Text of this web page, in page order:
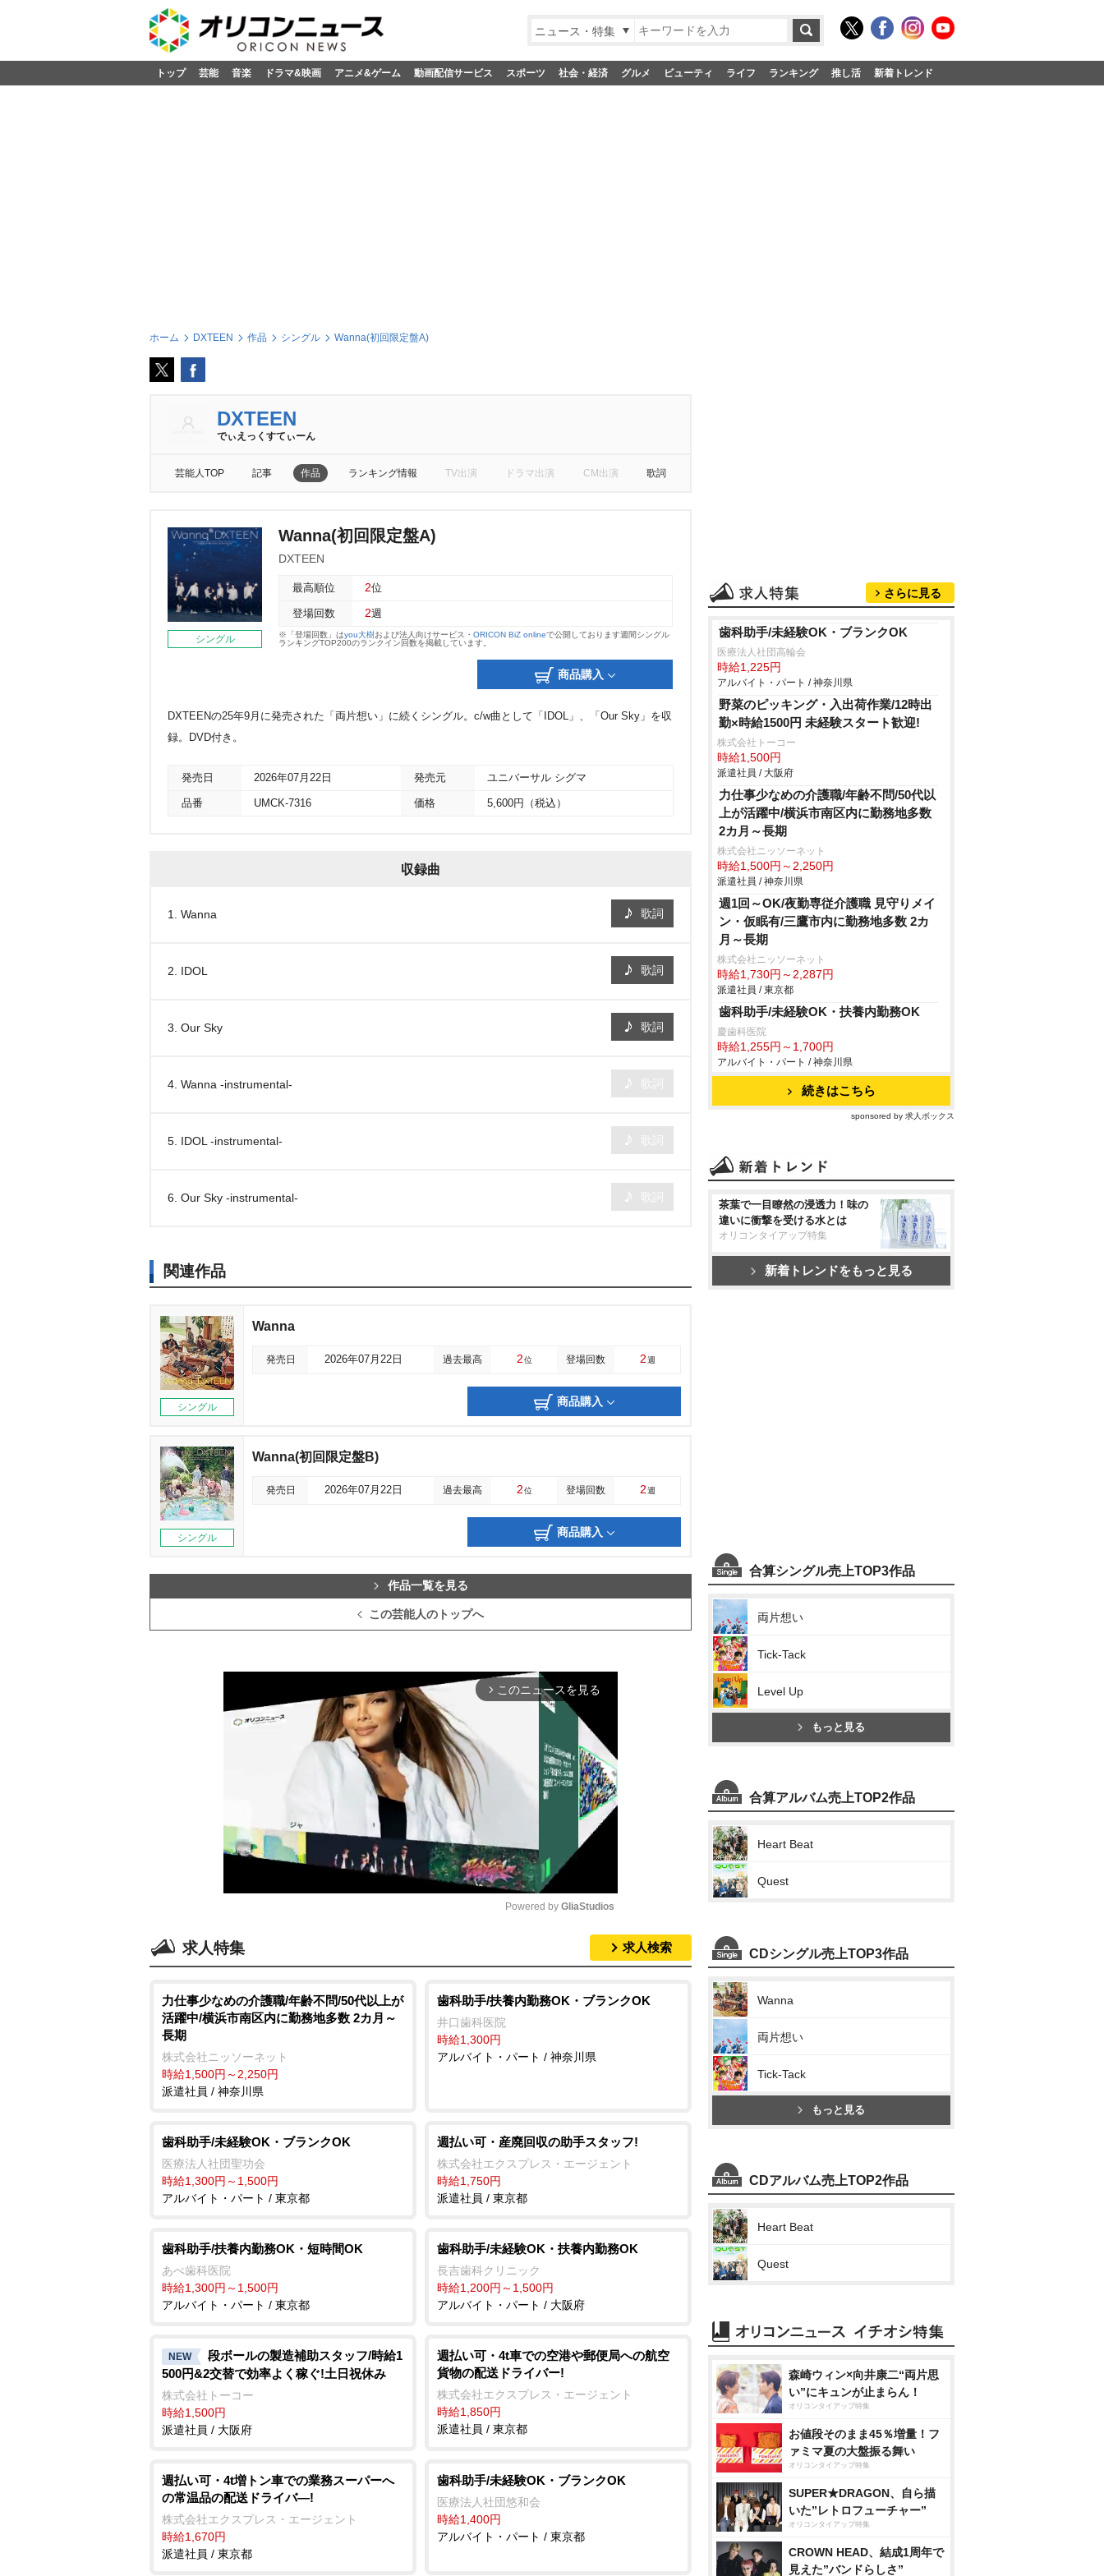
ニュース・特集
トップ 芸能 音楽 ドラマ&映画 アニメ&ゲーム 動画配信サービス スポーツ 社会・経済 グルメ ビューティ ライフ ランキング 推し活 新着トレンド
ホーム DXTEEN 作品 シングル Wanna(初回限定盤A)
DXTEEN
でぃえっくすてぃーん
芸能人TOP 記事 作品 ランキング情報 TV出演 ドラマ出演 CM出演 歌詞
シングル
Wanna(初回限定盤A)
DXTEEN
最高順位 2位
登場回数 2週
※「登場回数」はyou大樹および法人向けサービス・ ORICON BiZ onlineで公開しております週間シングル
ランキングTOP200のランクイン回数を掲載しています。
商品購入
DXTEENの25年9月に発売された「両片想い」に続くシングル。c/w曲として「IDOL」、「Our Sky」を収
録。DVD付き。
発売日 2026年07月22日 発売元 ユニバーサル シグマ
品番 UMCK-7316 価格 5,600円（税込）
収録曲
1. Wanna 歌詞
2. IDOL 歌詞
3. Our Sky 歌詞
4. Wanna -instrumental-
5. IDOL -instrumental-
6. Our Sky -instrumental-
関連作品
シングル
Wanna
発売日 2026年07月22日 過去最高 2位 登場回数 2週
商品購入
シングル
Wanna(初回限定盤B)
発売日 2026年07月22日 過去最高 2位 登場回数 2週
商品購入
作品一覧を見る
この芸能人のトップへ
arrow_forward_ios このニュースを見る
t
Powered by GliaStudios
求人特集 求人検索
力仕事少なめの介護職/年齢不問/50代以上が
活躍中/横浜市南区内に勤務地多数 2カ月～
長期
株式会社ニッソーネット
時給1,500円～2,250円
派遣社員 / 神奈川県
歯科助手/扶養内勤務OK・ブランクOK
井口歯科医院
時給1,300円
アルバイト・パート / 神奈川県
歯科助手/未経験OK・ブランクOK
医療法人社団聖功会
時給1,300円～1,500円
アルバイト・パート / 東京都
週払い可・産廃回収の助手スタッフ!
株式会社エクスプレス・エージェント
時給1,750円
派遣社員 / 東京都
歯科助手/扶養内勤務OK・短時間OK
あべ歯科医院
時給1,300円～1,500円
アルバイト・パート / 東京都
歯科助手/未経験OK・扶養内勤務OK
長吉歯科クリニック
時給1,200円～1,500円
アルバイト・パート / 大阪府
NEW
段ボールの製造補助スタッフ/時給1
500円&2交替で効率よく稼ぐ!土日祝休み
株式会社トーコー
時給1,500円
派遣社員 / 大阪府
週払い可・4t車での空港や郵便局への航空
貨物の配送ドライバー!
株式会社エクスプレス・エージェント
時給1,850円
派遣社員 / 東京都
週払い可・4t増トン車での業務スーパーへ
の常温品の配送ドライバ―!
株式会社エクスプレス・エージェント
時給1,670円
派遣社員 / 東京都
歯科助手/未経験OK・ブランクOK
医療法人社団悠和会
時給1,400円
アルバイト・パート / 東京都
さらに見る
歯科助手/未経験OK・ブランクOK
医療法人社団高輪会
時給1,225円
アルバイト・パート / 神奈川県
野菜のピッキング・入出荷作業/12時出
勤×時給1500円 未経験スタート歓迎!
株式会社トーコー
時給1,500円
派遣社員 / 大阪府
力仕事少なめの介護職/年齢不問/50代以
上が活躍中/横浜市南区内に勤務地多数
2カ月～長期
株式会社ニッソーネット
時給1,500円～2,250円
派遣社員 / 神奈川県
週1回～OK/夜勤専従介護職 見守りメイ
ン・仮眠有/三鷹市内に勤務地多数 2カ
月～長期
株式会社ニッソーネット
時給1,730円～2,287円
派遣社員 / 東京都
歯科助手/未経験OK・扶養内勤務OK
慶歯科医院
時給1,255円～1,700円
アルバイト・パート / 神奈川県
続きはこちら
sponsored by 求人ボックス
茶葉で一目瞭然の浸透力！味の
違いに衝撃を受ける水とは
オリコンタイアップ特集
新着トレンドをもっと見る
合算シングル売上TOP3作品
両片想い
Tick-Tack
Level Up
もっと見る
合算アルバム売上TOP2作品
Heart Beat
Quest
CDシングル売上TOP3作品
Wanna
両片想い
Tick-Tack
もっと見る
CDアルバム売上TOP2作品
Heart Beat
Quest
森崎ウィン×向井康二“両片思
い”にキュンが止まらん！
オリコンタイアップ特集
お値段そのまま45％増量！フ
ァミマ夏の大盤振る舞い
オリコンタイアップ特集
SUPER★DRAGON、自ら描
いた”レトロフューチャー”
オリコンタイアップ特集
CROWN HEAD、結成1周年で
見えた”バンドらしさ”